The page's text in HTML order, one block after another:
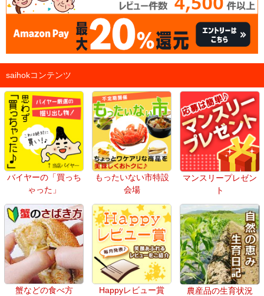
saihokコンテンツ
バイヤーの「買っち
ゃった」
もったいない市特設
会場
マンスリープレゼン
ト
蟹などの食べ方 Happyレビュー賞 農産品の生育状況